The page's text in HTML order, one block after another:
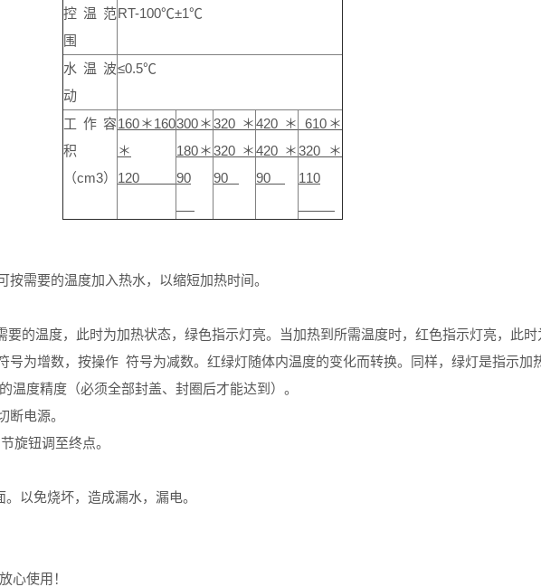
控温范
围
RT-100℃±1℃
水温波
动
≤0.5℃
工作容
积
（cm3）
160＊160
＊
120
300＊
180＊
90
320＊
320＊
90
420＊
420＊
90
610＊
320＊
110
按需要的温度加入热水，以缩短加热时间。
的温度，此时为加热状态，绿色指示灯亮。当加热到所需温度时，红色指示灯亮，此时
为增数，按操作 符号为减数。红绿灯随体内温度的变化而转换。同样，绿灯是指示加
度精度（必须全部封盖、封圈后才能达到）。
断电源。
旋钮调至终点。
以免烧坏，造成漏水，漏电。
心使用！